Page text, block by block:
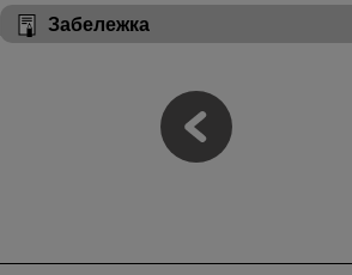
Забележка